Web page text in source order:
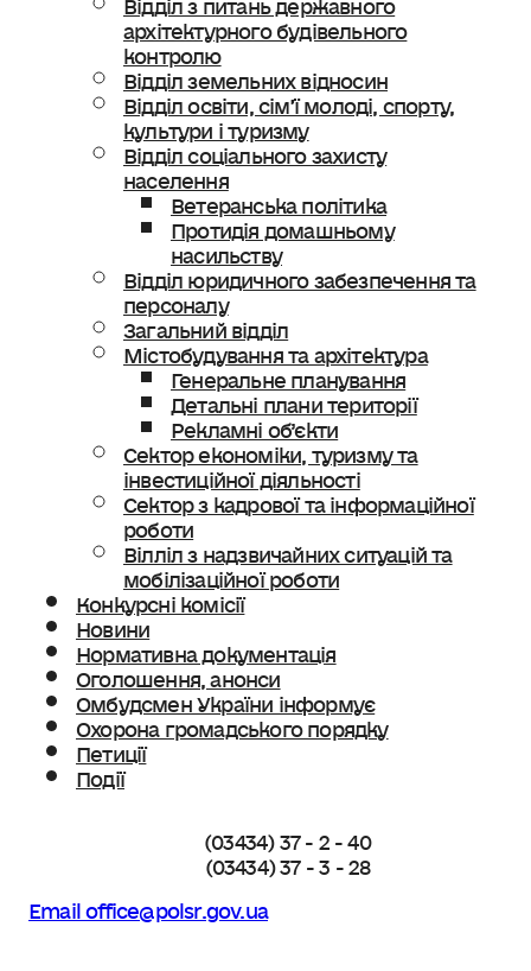
архітектурного будівельного
контролю
Відділ земельних відносин
Відділ освіти, сімʼї молоді, спорту,
культури і туризму
Відділ соціального захисту
населення
Ветеранська політика
Протидія домашньому
насильству
Відділ юридичного забезпечення та
персоналу
Загальний відділ
Містобудування та архітектура
Генеральне планування
Детальні плани території
Рекламні об’єкти
Сектор економіки, туризму та
інвестиційної діяльності
Сектор з кадрової та інформаційної
роботи
Вілліл з надзвичайних ситуацій та
мобілізаційної роботи
Конкурсні комісії
Новини
Нормативна документація
Оголошення, анонси
Омбудсмен України інформує
Охорона громадського порядку
Петиції
Події
(03434) 37 - 2 - 40
(03434) 37 - 3 - 28
Email office@polsr.gov.ua